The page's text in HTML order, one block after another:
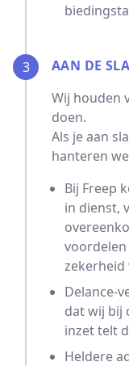
3
AAN DE
Wij houden
doen.
Als je aan
hanteren
Bij Freep
in dienst,
zekerheid
Delance-
dat wij bij
inzet telt
Heldere